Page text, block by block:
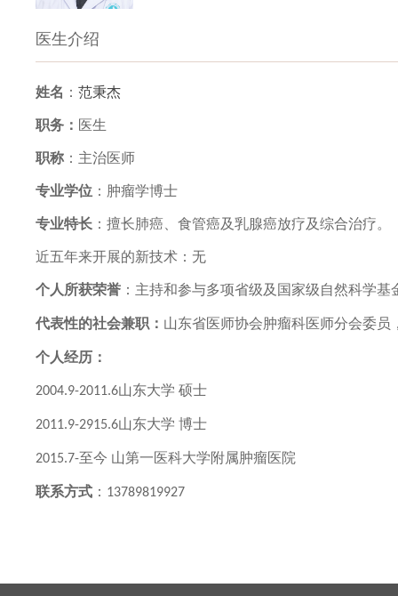
医生介绍
姓名 ： 范秉杰
职务： 医生
职称 ： 主治医师
专业学位 ： 肿瘤学博士
专业特长 ： 擅长肺癌、食管癌及乳腺癌放疗及综合治疗。
近五年来开展的新技术 ： 无
个人所获荣誉 ： 主持和参与多项省级及国家级自然科学基
代表性的社会兼职： 山东省医师协会肿瘤科医师分会委
个人经历：
2004.9-2011.6山东大学 硕士
2011.9-2915.6山东大学 博士
2015.7-至今 山第一医科大学附属肿瘤医院
联系方式 ： 13789819927